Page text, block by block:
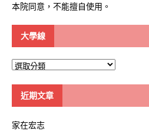
本院同意，不能擅自使用。
大學線
大
近期文章
家在宏志